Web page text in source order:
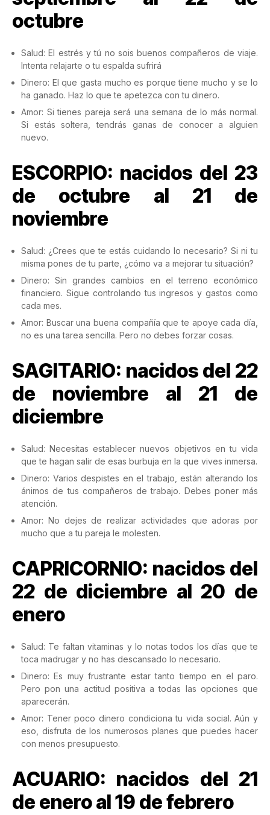
octubre
Salud: El estrés y tú no sois buenos compañeros de viaje.
Intenta relajarte o tu espalda sufrirá
Dinero: El que gasta mucho es porque tiene mucho y se lo
ha ganado. Haz lo que te apetezca con tu dinero.
Amor: Si tienes pareja será una semana de lo más normal.
Si estás soltera, tendrás ganas de conocer a alguien
nuevo.
ESCORPIO: nacidos del 23
de octubre al 21 de
noviembre
Salud: ¿Crees que te estás cuidando lo necesario? Si ni tu
misma pones de tu parte, ¿cómo va a mejorar tu situación?
Dinero: Sin grandes cambios en el terreno económico
financiero. Sigue controlando tus ingresos y gastos como
cada mes.
Amor: Buscar una buena compañía que te apoye cada día,
no es una tarea sencilla. Pero no debes forzar cosas.
SAGITARIO: nacidos del 22
de noviembre al 21 de
diciembre
Salud: Necesitas establecer nuevos objetivos en tu vida
que te hagan salir de esas burbuja en la que vives inmersa.
Dinero: Varios despistes en el trabajo, están alterando los
ánimos de tus compañeros de trabajo. Debes poner más
atención.
Amor: No dejes de realizar actividades que adoras por
mucho que a tu pareja le molesten.
CAPRICORNIO: nacidos del
22 de diciembre al 20 de
enero
Salud: Te faltan vitaminas y lo notas todos los días que te
toca madrugar y no has descansado lo necesario.
Dinero: Es muy frustrante estar tanto tiempo en el paro.
Pero pon una actitud positiva a todas las opciones que
aparecerán.
Amor: Tener poco dinero condiciona tu vida social. Aún y
eso, disfruta de los numerosos planes que puedes hacer
con menos presupuesto.
ACUARIO: nacidos del 21
de enero al 19 de febrero